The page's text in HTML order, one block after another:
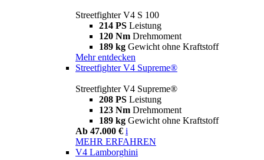
Streetfighter V4 S 100
214 PS Leistung
120 Nm Drehmoment
189 kg Gewicht ohne Kraftstoff
Mehr entdecken
Streetfighter V4 Supreme®
Streetfighter V4 Supreme®
208 PS Leistung
123 Nm Drehmoment
189 kg Gewicht ohne Kraftstoff
Ab 47.000 € i
MEHR ERFAHREN
V4 Lamborghini